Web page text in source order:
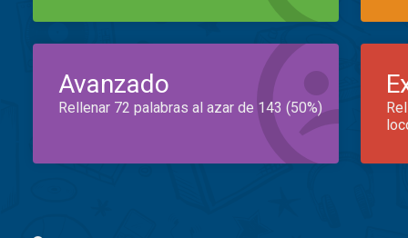
Avanzado
Rellenar 72 palabras al azar de 143 (50%)